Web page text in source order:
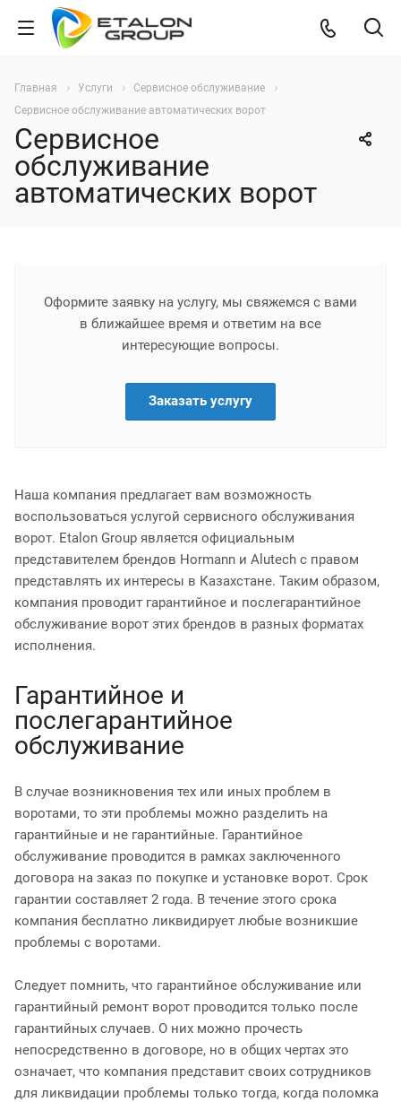
Главная Услуги
Сервисное обслуживание
Сервисное обслуживание автоматических ворот
Сервисное
обслуживание
автоматических ворот
Оформите заявку на услугу, мы свяжемся с вами
в ближайшее время и ответим на все
интересующие вопросы.
Заказать услугу
Наша компания предлагает вам возможность
воспользоваться услугой сервисного обслуживания
ворот. Etalon Group является официальным
представителем брендов Hormann и Alutech с правом
представлять их интересы в Казахстане. Таким образом,
компания проводит гарантийное и послегарантийное
обслуживание ворот этих брендов в разных форматах
исполнения.
Гарантийное и
послегарантийное
обслуживание
В случае возникновения тех или иных проблем в
воротами, то эти проблемы можно разделить на
гарантийные и не гарантийные. Гарантийное
обслуживание проводится в рамках заключенного
договора на заказ по покупке и установке ворот. Срок
гарантии составляет 2 года. В течение этого срока
компания бесплатно ликвидирует любые возникшие
проблемы с воротами.
Следует помнить, что гарантийное обслуживание или
гарантийный ремонт ворот проводится только после
гарантийных случаев. О них можно прочесть
непосредственно в договоре, но в общих чертах это
означает, что компания представит своих сотрудников
для ликвидации проблемы только тогда, когда поломка